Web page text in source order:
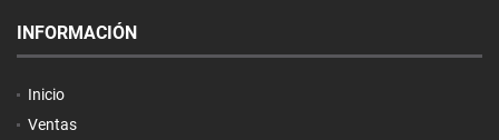
INFORMACIÓN
Inicio
Ventas